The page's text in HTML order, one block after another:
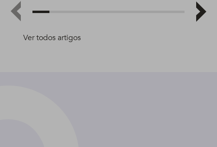
Ver todos artigos